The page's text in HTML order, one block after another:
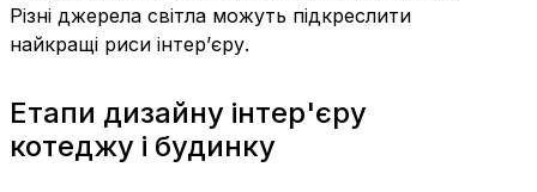
Різні джерела світла можуть підкреслити
найкращі риси інтер’єру.
Етапи дизайну інтер'єру
котеджу і будинку